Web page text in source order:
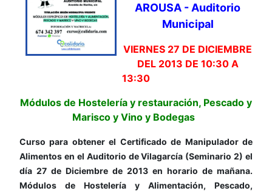
AROUSA - Auditorio
Municipal
VIERNES 27 DE DICIEMBRE
DEL 2013 DE 10:30 A
13:30
Módulos de Hostelería y restauración, Pescado y
Marisco y Vino y Bodegas
Curso para obtener el Certificado de Manipulador de
Alimentos en el Auditorio de Vilagarcía (Seminario 2) el
día 27 de Diciembre de 2013 en horario de mañana.
Módulos de Hostelería y Alimentación, Pescado,